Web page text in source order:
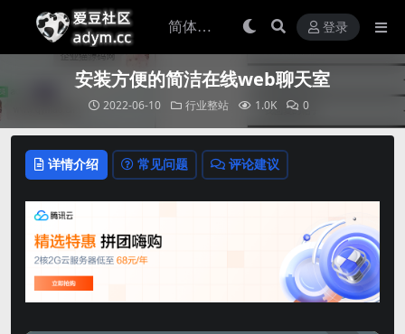
登录
安装方便的简洁在线web聊天室
2022-06-10 行业整站 1.0K 0
详情介绍 常见问题 评论建议